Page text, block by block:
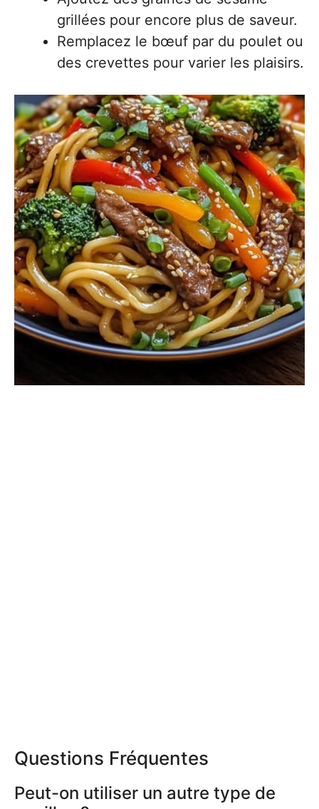
grillées pour encore plus de saveur.
Remplacez le bœuf par du poulet ou
des crevettes pour varier les plaisirs.
Questions Fréquentes
Peut-on utiliser un autre type de